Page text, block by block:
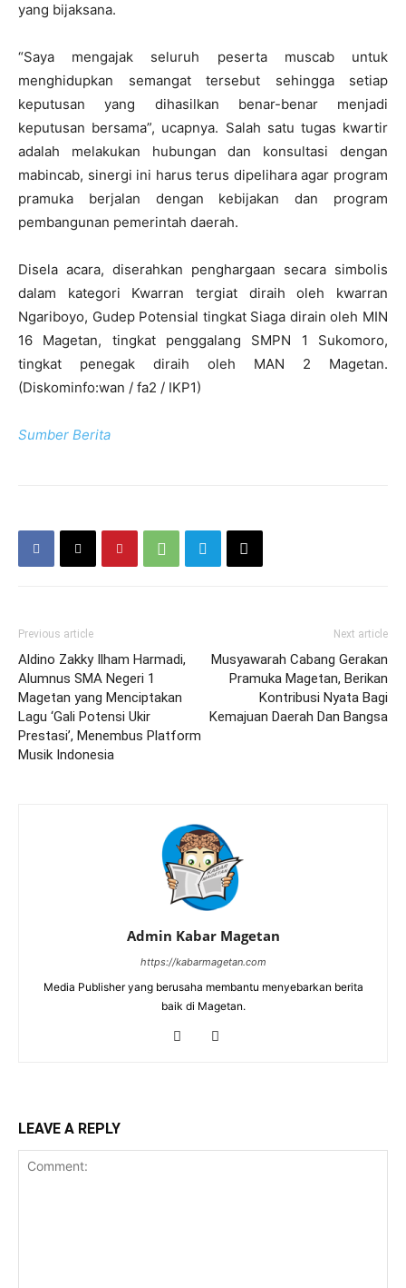
yang bijaksana.
“Saya mengajak seluruh peserta muscab untuk
menghidupkan semangat tersebut sehingga setiap
keputusan yang dihasilkan benar-benar menjadi
keputusan bersama”, ucapnya. Salah satu tugas kwartir
adalah melakukan hubungan dan konsultasi dengan
mabincab, sinergi ini harus terus dipelihara agar program
pramuka berjalan dengan kebijakan dan program
pembangunan pemerintah daerah.
Disela acara, diserahkan penghargaan secara simbolis
dalam kategori Kwarran tergiat diraih oleh kwarran
Ngariboyo, Gudep Potensial tingkat Siaga dirain oleh MIN
16 Magetan, tingkat penggalang SMPN 1 Sukomoro,
tingkat penegak diraih oleh MAN 2 Magetan.
(Diskominfo:wan / fa2 / IKP1)
Sumber Berita
Previous article
Aldino Zakky Ilham Harmadi,
Alumnus SMA Negeri 1
Magetan yang Menciptakan
Lagu ‘Gali Potensi Ukir
Prestasi’, Menembus Platform
Musik Indonesia
Next article
Musyawarah Cabang Gerakan
Pramuka Magetan, Berikan
Kontribusi Nyata Bagi
Kemajuan Daerah Dan Bangsa
Admin Kabar Magetan
https://kabarmagetan.com
Media Publisher yang berusaha membantu menyebarkan berita
baik di Magetan.
LEAVE A REPLY